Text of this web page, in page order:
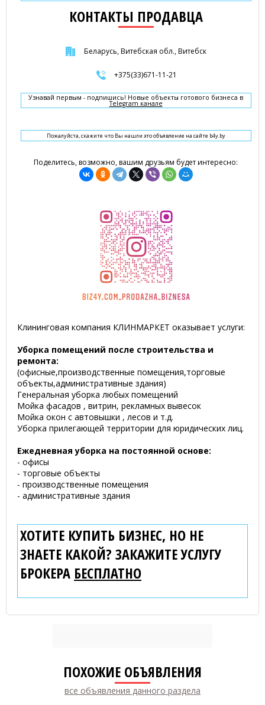
КОНТАКТЫ ПРОДАВЦА
Беларусь, Витебская обл., Витебск
+375(33)671-11-21
Узнавай первым - подпишись! Новые объекты готового бизнеса в
Telegram канале
Пожалуйста, скажите что Вы нашли это объявление на сайте b4y.by
Поделитесь, возможно, вашим друзьям будет интересно:
Клининговая компания КЛИНМАРКЕТ оказывает услуги:
Уборка помещений после строительства и
ремонта:
(офисные,производственные помещения,торговые
объекты,административные здания)
Генеральная уборка любых помещений
Мойка фасадов , витрин, рекламных вывесок
Мойка окон с автовышки , лесов и т.д.
Уборка прилегающей территории для юридических лиц.
Ежедневная уборка на постоянной основе:
- офисы
- торговые объекты
- производственные помещения
- административные здания
ХОТИТЕ КУПИТЬ БИЗНЕС, НО НЕ
ЗНАЕТЕ КАКОЙ? ЗАКАЖИТЕ УСЛУГУ
БРОКЕРА БЕСПЛАТНО
ПОХОЖИЕ ОБЪЯВЛЕНИЯ
все объявления данного раздела